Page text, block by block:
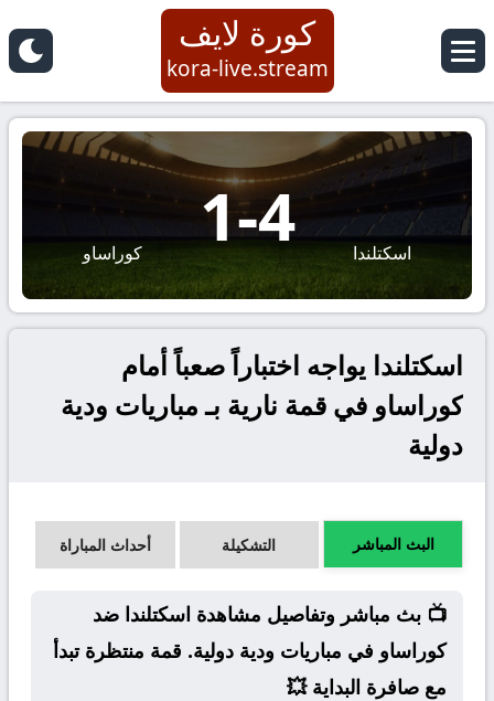
كورة لايف
kora-live.stream
اسكتلندا 4
-
1 كوراساو
اسكتلندا يواجه اختباراً صعباً أمام
كوراساو في قمة نارية بـ مباريات ودية
دولية
البث المباشر التشكيلة أحداث المباراة
📺 بث مباشر وتفاصيل مشاهدة اسكتلندا ضد
كوراساو في مباريات ودية دولية. قمة منتظرة تبدأ
مع صافرة البداية 💥